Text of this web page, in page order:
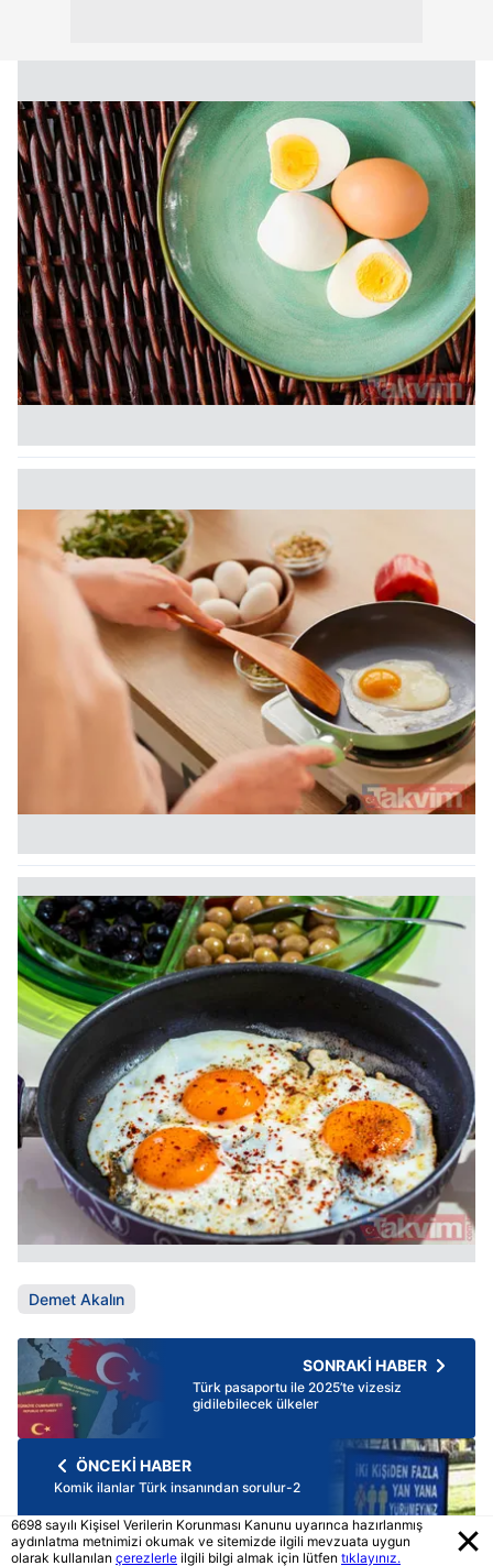
Demet Akalın
SONRAKİ HABER
Türk pasaportu ile 2025’te vizesiz
gidilebilecek ülkeler
ÖNCEKİ HABER
Komik ilanlar Türk insanından sorulur-2
6698 sayılı Kişisel Verilerin Korunması Kanunu uyarınca hazırlanmış
aydınlatma metnimizi okumak ve sitemizde ilgili mevzuata uygun
olarak kullanılan çerezlerle ilgili bilgi almak için lütfen tıklayınız.